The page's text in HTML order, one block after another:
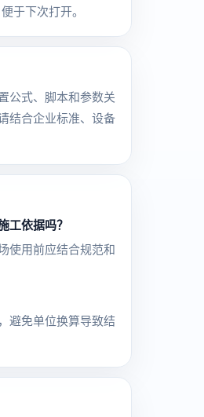
于下次打开。
公式、脚本和参数关
结合企业标准、设备
工依据吗？
使用前应结合规范和
避免单位换算导致结